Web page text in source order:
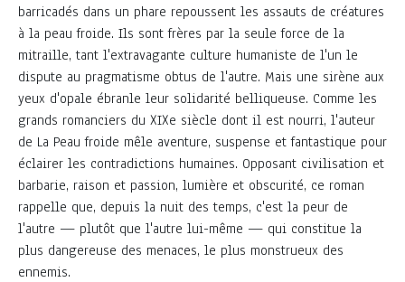
barricadés dans un phare repoussent les assauts de créatures
à la peau froide. Ils sont frères par la seule force de la
mitraille, tant l'extravagante culture humaniste de l'un le
dispute au pragmatisme obtus de l'autre. Mais une sirène aux
yeux d'opale ébranle leur solidarité belliqueuse. Comme les
grands romanciers du XIXe siècle dont il est nourri, l'auteur
de La Peau froide mêle aventure, suspense et fantastique pour
éclairer les contradictions humaines. Opposant civilisation et
barbarie, raison et passion, lumière et obscurité, ce roman
rappelle que, depuis la nuit des temps, c'est la peur de
l'autre — plutôt que l'autre lui-même — qui constitue la
plus dangereuse des menaces, le plus monstrueux des
ennemis.